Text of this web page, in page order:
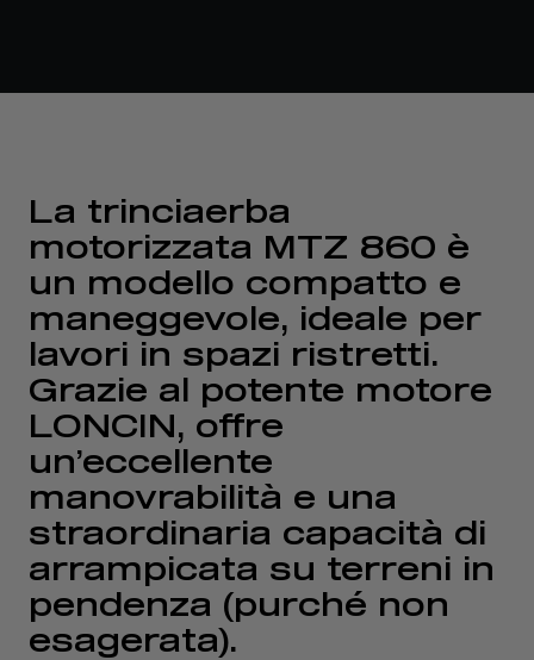
La trinciaerba
motorizzata MTZ 860 è
un modello compatto e
maneggevole, ideale per
lavori in spazi ristretti.
Grazie al potente motore
LONCIN, offre
un’eccellente
manovrabilità e una
straordinaria capacità di
arrampicata su terreni in
pendenza (purché non
esagerata).